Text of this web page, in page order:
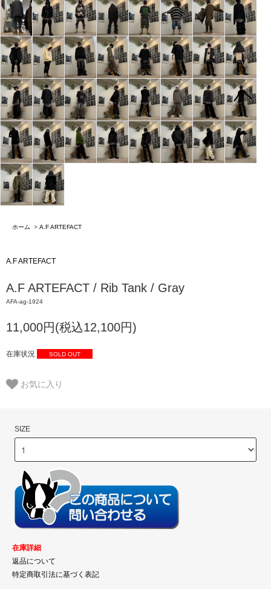
ホーム > A.F ARTEFACT
A.F ARTEFACT
A.F ARTEFACT / Rib Tank / Gray
AFA-ag-1924
11,000円(税込12,100円)
在庫状況 SOLD OUT
お気に入り
SIZE
在庫詳細
返品について
特定商取引法に基づく表記